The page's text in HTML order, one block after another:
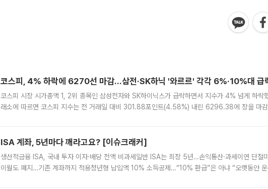
코스피, 4% 하락에 6270선 마감…삼전·SK하닉 '와르르' 각각 6%·10%대 급
코스피 시장 시가총액 1, 2위 종목인 삼성전자와 SK하이닉스가 급락하면서 지수가 4% 넘게 하락
래소에 따르면 코스피 지수는 전 거래일 대비 301.88포인트(4.58%) 내린 6296.38에 장을 마감
ISA 계좌, 5년마다 깨라고요? [이슈크래커]
생산적금융 ISA, 국내 투자 이자·배당 전액 비과세일반 ISA는 최장 5년…손익통산·과세이연 단절
이월도 폐지…기존 계좌까지 적용청년형 납입액 10% 소득공제…“10% 환급”은 아냐 “오랫동안 운